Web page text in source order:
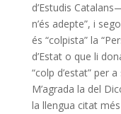
d’Estudis
n’és adepte”, i
és “colpista” la
d’Estat o que li
“colp d’estat” per
M’agrada la del
la llengua citat